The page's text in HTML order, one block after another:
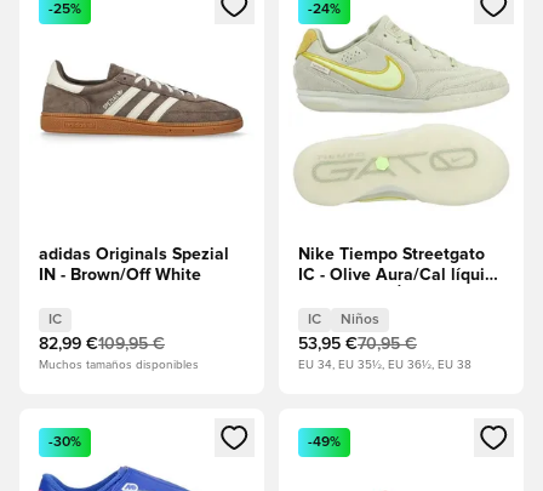
-25%
adidas Originals Spezial
IN - Brown/Off White
IC
82,99 €109,95 €
Muchos tamaños disponibles
-24%
Nike Tiempo Streetgato
IC - Olive Aura/Cal líquida
IC Niños
53,95 €70,95 €
EU 34, EU 35½, EU 36½, EU 38
Abre un modal para iniciar sesión o registrarse como
-30%
Abre un modal para iniciar
-49%